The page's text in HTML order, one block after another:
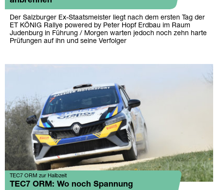
Der Salzburger Ex-Staatsmeister liegt nach dem ersten Tag der
ET KÖNIG Rallye powered by Peter Hopf Erdbau im Raum
Judenburg in Führung / Morgen warten jedoch noch zehn harte
Prüfungen auf ihn und seine Verfolger
TEC7 ORM zur Halbzeit
TEC7 ORM: Wo noch Spannung